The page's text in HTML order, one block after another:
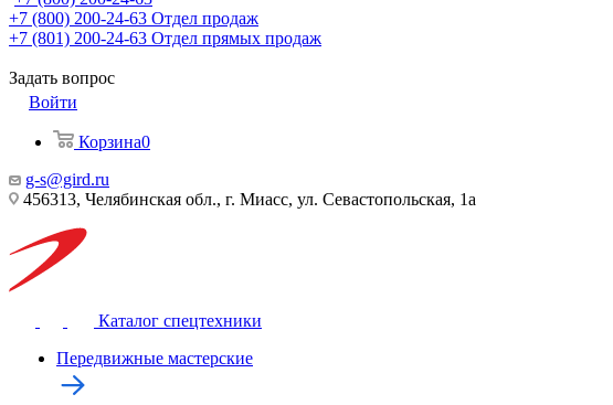
+7 (800) 200-24-63 Отдел продаж
+7 (801) 200-24-63 Отдел прямых продаж
Задать вопрос
Войти
Корзина0
g-s@gird.ru
456313, Челябинская обл., г. Миасс, ул. Севастопольская, 1а
Каталог спецтехники
Передвижные мастерские